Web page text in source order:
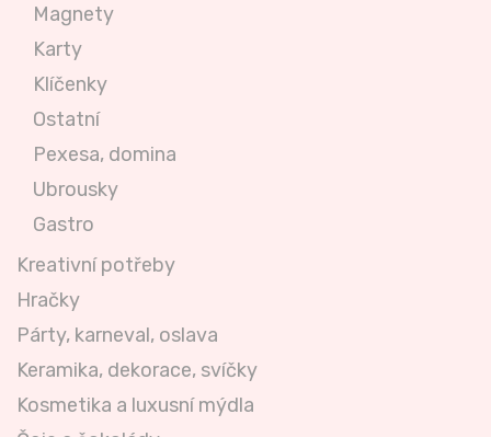
Magnety
Karty
Klíčenky
Ostatní
Pexesa, domina
Ubrousky
Gastro
Kreativní potřeby
Hračky
Párty, karneval, oslava
Keramika, dekorace, svíčky
Kosmetika a luxusní mýdla